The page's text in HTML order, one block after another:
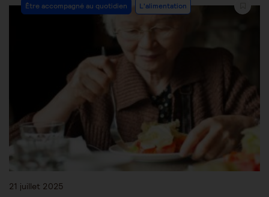
Être accompagné au quotidien L'alimentation
21 juillet 2025